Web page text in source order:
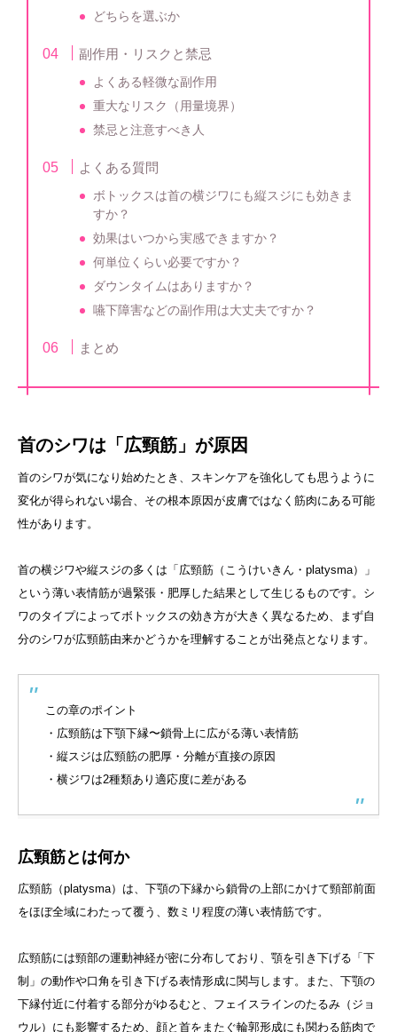
どちらを選ぶか
副作用・リスクと禁忌
よくある軽微な副作用
重大なリスク（用量境界）
禁忌と注意すべき人
よくある質問
ボトックスは首の横ジワにも縦スジにも効きま
すか？
効果はいつから実感できますか？
何単位くらい必要ですか？
ダウンタイムはありますか？
嚥下障害などの副作用は大丈夫ですか？
まとめ
首のシワは「広頸筋」が原因
首のシワが気になり始めたとき、スキンケアを強化しても思うように
変化が得られない場合、その根本原因が皮膚ではなく筋肉にある可能
性があります。
首の横ジワや縦スジの多くは「広頸筋（こうけいきん・platysma）」
という薄い表情筋が過緊張・肥厚した結果として生じるものです。シ
ワのタイプによってボトックスの効き方が大きく異なるため、まず自
分のシワが広頸筋由来かどうかを理解することが出発点となります。
この章のポイント
・広頸筋は下顎下縁〜鎖骨上に広がる薄い表情筋
・縦スジは広頸筋の肥厚・分離が直接の原因
・横ジワは2種類あり適応度に差がある
広頸筋とは何か
広頸筋（platysma）は、下顎の下縁から鎖骨の上部にかけて頸部前面
をほぼ全域にわたって覆う、数ミリ程度の薄い表情筋です。
広頸筋には頸部の運動神経が密に分布しており、顎を引き下げる「下
制」の動作や口角を引き下げる表情形成に関与します。また、下顎の
下縁付近に付着する部分がゆるむと、フェイスラインのたるみ（ジョ
ウル）にも影響するため、顔と首をまたぐ輪郭形成にも関わる筋肉で